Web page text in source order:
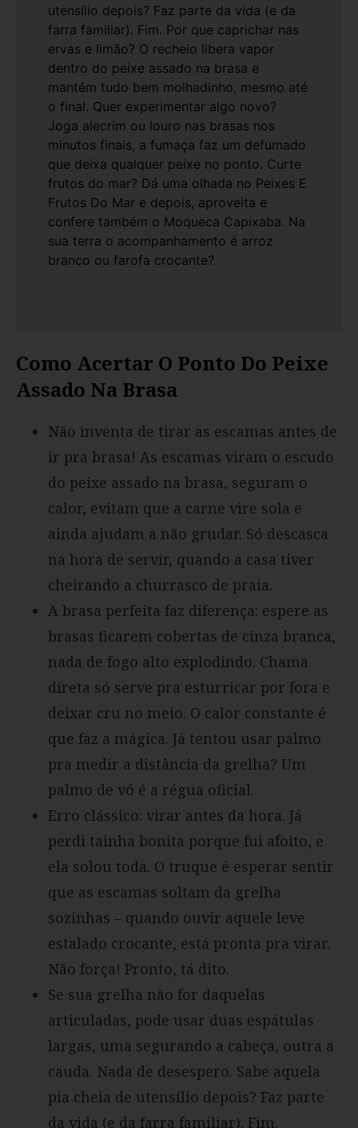
utensílio depois? Faz parte da vida (e da
farra familiar). Fim. Por que caprichar nas
ervas e limão? O recheio libera vapor
dentro do peixe assado na brasa e
mantém tudo bem molhadinho, mesmo até
o final. Quer experimentar algo novo?
Joga alecrim ou louro nas brasas nos
minutos finais, a fumaça faz um defumado
que deixa qualquer peixe no ponto. Curte
frutos do mar? Dá uma olhada no Peixes E
Frutos Do Mar e depois, aproveita e
confere também o Moqueca Capixaba. Na
sua terra o acompanhamento é arroz
branco ou farofa crocante?
Como Acertar O Ponto Do Peixe
Assado Na Brasa
Não inventa de tirar as escamas antes de
ir pra brasa! As escamas viram o escudo
do peixe assado na brasa, seguram o
calor, evitam que a carne vire sola e
ainda ajudam a não grudar. Só descasca
na hora de servir, quando a casa tiver
cheirando a churrasco de praia.
A brasa perfeita faz diferença: espere as
brasas ficarem cobertas de cinza branca,
nada de fogo alto explodindo. Chama
direta só serve pra esturricar por fora e
deixar cru no meio. O calor constante é
que faz a mágica. Já tentou usar palmo
pra medir a distância da grelha? Um
palmo de vó é a régua oficial.
Erro clássico: virar antes da hora. Já
perdi tainha bonita porque fui afoito, e
ela solou toda. O truque é esperar sentir
que as escamas soltam da grelha
sozinhas – quando ouvir aquele leve
estalado crocante, está pronta pra virar.
Não força! Pronto, tá dito.
Se sua grelha não for daquelas
articuladas, pode usar duas espátulas
largas, uma segurando a cabeça, outra a
cauda. Nada de desespero. Sabe aquela
pia cheia de utensílio depois? Faz parte
da vida (e da farra familiar). Fim.